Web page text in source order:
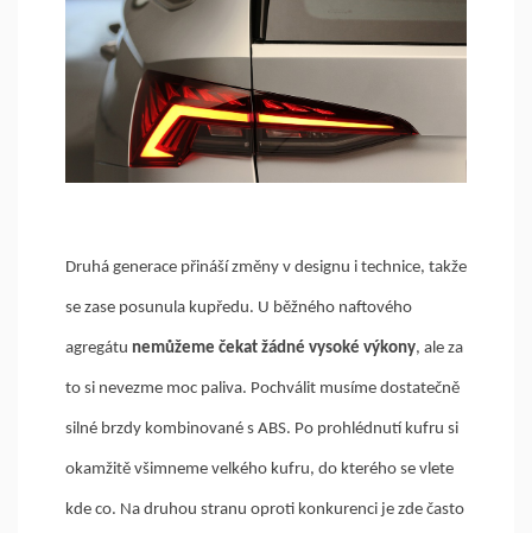
Druhá generace přináší změny v designu i technice, takže
se zase posunula kupředu. U běžného naftového
agregátu nemůžeme čekat žádné vysoké výkony, ale za
to si nevezme moc paliva. Pochválit musíme dostatečně
silné brzdy kombinované s ABS. Po prohlédnutí kufru si
okamžitě všimneme velkého kufru, do kterého se vlete
kde co. Na druhou stranu oproti konkurenci je zde často